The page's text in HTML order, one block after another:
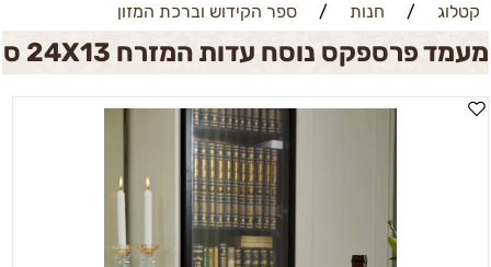
קטלוג / חנות / ספר הקידוש וברכת המזון
מעמד פרספקס נוסח עדות המזרח 24X13 ס